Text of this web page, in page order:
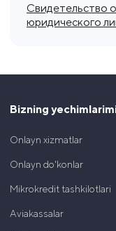
Свидетельство
юридического
Bizning
Onlayn xizmatlar
Onlayn do'konlar
Mikrokredit tashkilotlari
Aviakassalar